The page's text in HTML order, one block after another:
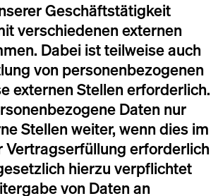
Geschäftstätigkeit
verschiedenen externen
Dabei ist teilweise auch
von personenbezogenen
externen Stellen erforderlich.
Daten nur
Stellen weiter, wenn dies im
Vertragserfüllung erforderlich
hierzu verpflichtet
von Daten an